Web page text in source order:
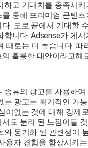
하고 기대치를 충족시
통해 프리미엄 콘텐
. 도로 끝에서 기대할
합니다. Adsense가 게
때로는 더 높습니다. 따
훌륭한 대안이라고해
종류의 광고를 사용하
는 광고는 획기적인 가
이없는 것에 대해 강제
도 분리 된 느낌이들
와 동기화 된 관련성이
용자 경험을 향상시키